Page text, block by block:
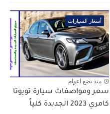
أسعار السيارات
منذ بضع اعوام
سعر ومواصفات سيارة تويوتا
كامري 2023 الجديدة كلياً